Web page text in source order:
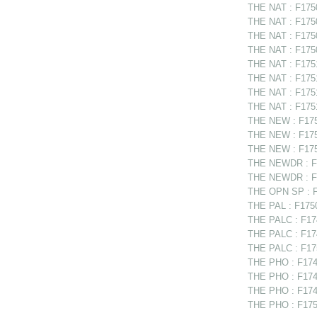
THE NAT :
THE NAT :
THE NAT :
THE NAT :
THE NAT :
THE NAT :
THE NAT :
THE NAT :
THE NEW :
THE NEW :
THE NEW :
THE NEWDR :
THE NEWDR :
THE OPN SP :
THE PAL :
THE PALC :
THE PALC :
THE PALC :
THE PHO :
THE PHO :
THE PHO :
THE PHO :